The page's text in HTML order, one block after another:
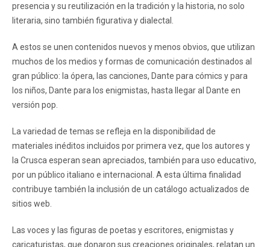
presencia y su reutilización en la tradición y la historia, no solo
literaria, sino también figurativa y dialectal.
A estos se unen contenidos nuevos y menos obvios, que utilizan
muchos de los medios y formas de comunicación destinados al
gran público: la ópera, las canciones, Dante para cómics y para
los niños, Dante para los enigmistas, hasta llegar al Dante en
versión pop.
La variedad de temas se refleja en la disponibilidad de
materiales inéditos incluidos por primera vez, que los autores y
la Crusca esperan sean apreciados, también para uso educativo,
por un público italiano e internacional. A esta última finalidad
contribuye también la inclusión de un catálogo actualizados de
sitios web.
Las voces y las figuras de poetas y escritores, enigmistas y
caricaturistas, que donaron sus creaciones originales, relatan un